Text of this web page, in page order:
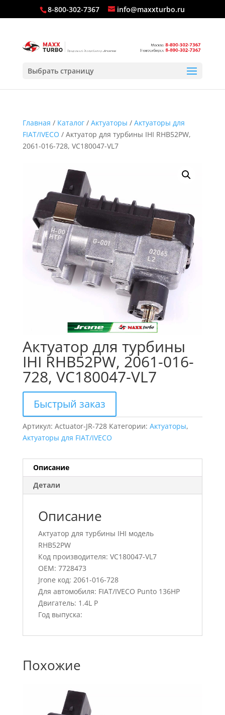
8-800-302-7367 info@maxxturbo.ru
Выбрать страницу
Главная / Каталог/ Актуаторы / Актуаторы для
FIAT/IVECO / Актуатор для турбины IHI RHB52PW,
2061-016-728, VC180047-VL7
Актуатор для турбины
IHI RHB52PW, 2061-016-
728, VC180047-VL7
Быстрый заказ
Артикул: Actuator-JR-728 Категории: Актуаторы,
Актуаторы для FIAT/IVECO
Описание
Детали
Описание
Актуатор для турбины IHI модель
RHB52PW
Код производителя: VC180047-VL7
OEM: 7728473
Jrone код: 2061-016-728
Для автомобиля: FIAT/IVECO Punto 136HP
Двигатель: 1.4L P
Год выпуска:
Похожие